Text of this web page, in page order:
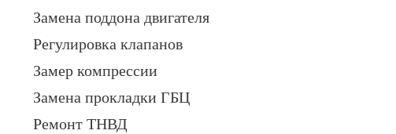
Замена поддона двигателя
Регулировка клапанов
Замер компрессии
Замена прокладки ГБЦ
Ремонт ТНВД